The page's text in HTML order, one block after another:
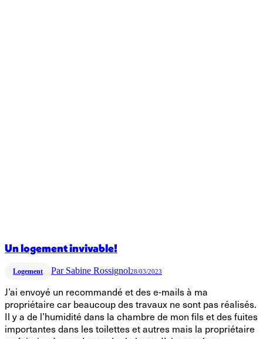
Un logement invivable!
Logement Par Sabine Rossignol28/03/2023
J’ai envoyé un recommandé et des e-mails à ma
propriétaire car beaucoup des travaux ne sont pas réalisés.
Il y a de l’humidité dans la chambre de mon fils et des fuites
importantes dans les toilettes et autres mais la propriétaire